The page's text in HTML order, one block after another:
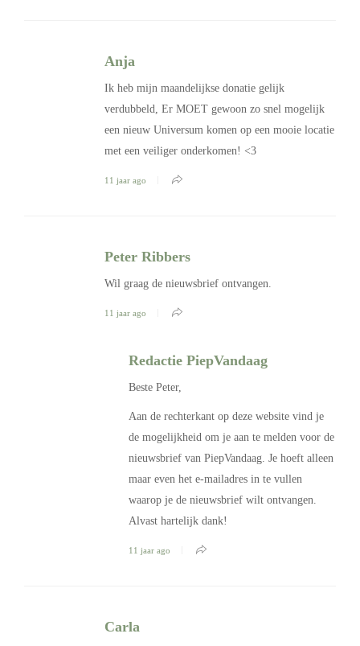
Anja
Ik heb mijn maandelijkse donatie gelijk
verdubbeld, Er MOET gewoon zo snel mogelijk
een nieuw Universum komen op een mooie locatie
met een veiliger onderkomen! <3
11 jaar ago
Peter Ribbers
Wil graag de nieuwsbrief ontvangen.
11 jaar ago
Redactie PiepVandaag
Beste Peter,
Aan de rechterkant op deze website vind je
de mogelijkheid om je aan te melden voor de
nieuwsbrief van PiepVandaag. Je hoeft alleen
maar even het e-mailadres in te vullen
waarop je de nieuwsbrief wilt ontvangen.
Alvast hartelijk dank!
11 jaar ago
Carla